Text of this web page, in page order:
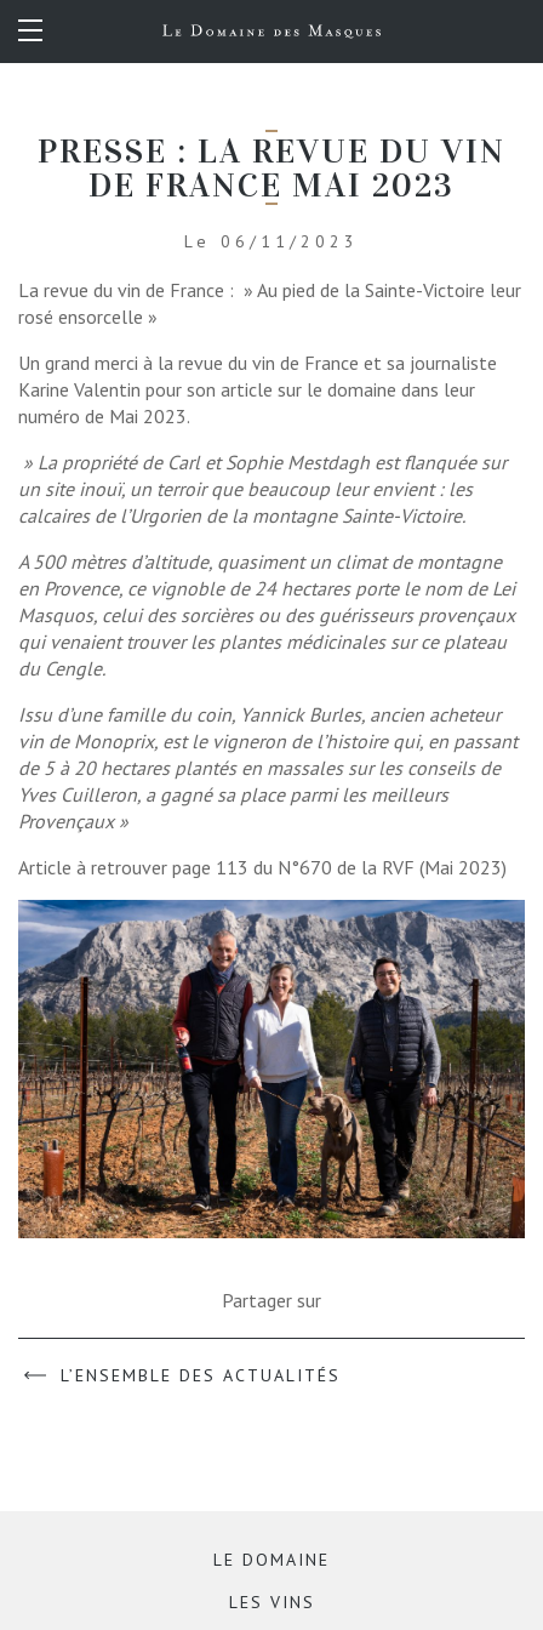
PRESSE : LA REVUE DU VIN
DE FRANCE MAI 2023
Le 06/11/2023
La revue du vin de France : » Au pied de la Sainte-Victoire leur
rosé ensorcelle »
Un grand merci à la revue du vin de France et sa journaliste
Karine Valentin pour son article sur le domaine dans leur
numéro de Mai 2023.
» La propriété de Carl et Sophie Mestdagh est flanquée sur
un site inouï, un terroir que beaucoup leur envient : les
calcaires de l’Urgorien de la montagne Sainte-Victoire.
A 500 mètres d’altitude, quasiment un climat de montagne
en Provence, ce vignoble de 24 hectares porte le nom de Lei
Masquos, celui des sorcières ou des guérisseurs provençaux
qui venaient trouver les plantes médicinales sur ce plateau
du Cengle.
Issu d’une famille du coin, Yannick Burles, ancien acheteur
vin de Monoprix, est le vigneron de l’histoire qui, en passant
de 5 à 20 hectares plantés en massales sur les conseils de
Yves Cuilleron, a gagné sa place parmi les meilleurs
Provençaux »
Article à retrouver page 113 du N°670 de la RVF (Mai 2023)
Partager sur
L’ENSEMBLE DES ACTUALITÉS
LE DOMAINE
LES VINS